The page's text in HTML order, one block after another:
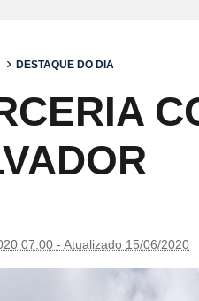
DESTAQUE DO DIA
07:00 - Atualizado 15/06/2020